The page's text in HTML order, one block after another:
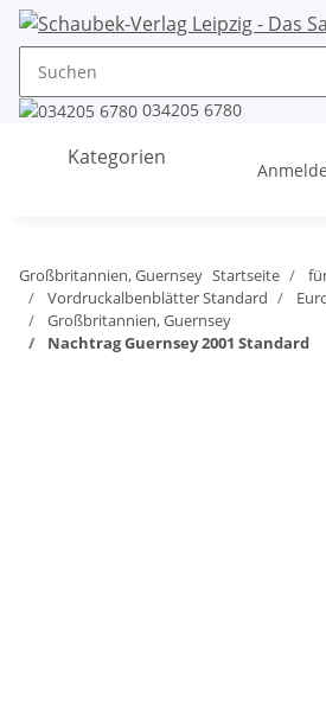
034205 6780
Kategorien
Großbritannien, Guernsey Startseite
Vordruckalbenblätter Standard
Großbritannien, Guernsey
Nachtrag Guernsey 2001 Standard